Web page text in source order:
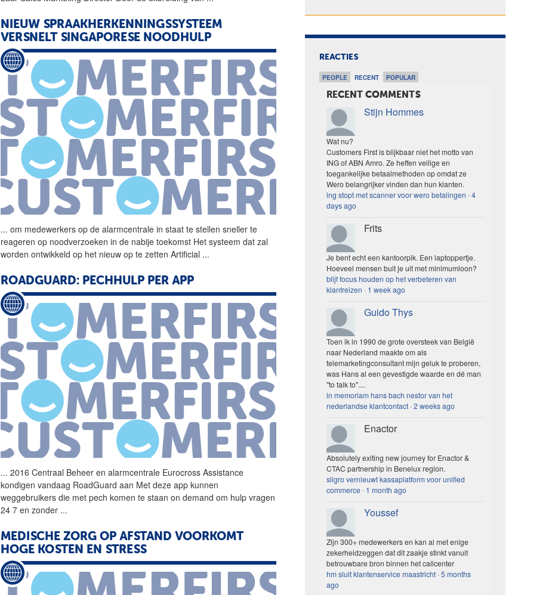
NIEUW SPRAAKHERKENNINGSSYSTEEM
VERSNELT SINGAPORESE NOODHULP
... om medewerkers op dealarmcentrale in staat te stellen sneller te
reageren op noodverzoeken in de nabije toekomst Het systeem dat zal
worden ontwikkeld op het nieuw op te zetten Artificial ...
ROADGUARD: PECHHULP PER APP
... 2016 Centraal Beheer enalarmcentrale Eurocross Assistance
kondigen vandaag RoadGuard aan Met deze app kunnen
weggebruikers die met pech komen te staan on demand om hulp vragen
24 7 en zonder ...
MEDISCHE ZORG OP AFSTAND VOORKOMT
HOGE KOSTEN EN STRESS
REACTIES
PEOPLE RECENT POPULAR
RECENT COMMENTS
Stijn Hommes
Wat nu?
Customers First is blijkbaar niet het motto van
ING of ABN Amro. Ze heffen veilige en
toegankelijke betaalmethoden op omdat ze
Wero belangrijker vinden dan hun klanten.
ing stopt met scanner voor wero betalingen ·4
days ago
Frits
Je bent echt een kantoorpik. Een laptoppertje.
Hoeveel mensen buit je uit met minimumloon?
blijf focus houden op het verbeteren van
klantreizen · 1 week ago
Guido Thys
Toen ik in 1990 de grote oversteek van België
naar Nederland maakte om als
telemarketingconsultant mijn geluk te proberen,
was Hans al een gevestigde waarde en dé man
"to talk to"....
in memoriam hans bach nestor van het
nederlandse klantcontact ·2 weeks ago
Enactor
Absolutely exiting new journey for Enactor &
CTAC partnership in Benelux region.
sligro vernieuwt kassaplatform voor unified
commerce · 1 month ago
Youssef
Zijn 300+ medewerkers en kan al met enige
zekerheidzeggen dat dit zaakje stinkt vanuit
betrouwbare bron binnen het callcenter
hm sluit klantenservice maastricht ·5 months
ago